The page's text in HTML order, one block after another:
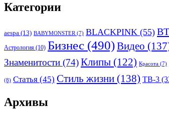
Категории
aespa (13) BABYMONSTER (7) BLACKPINK (55)
Астрология (10) Бизнес (490)Видео
Знаменитости (74)Клипы (122) Красота (7)
(8) Статья (45) Стиль жизни (138) ТВ-3
Архивы